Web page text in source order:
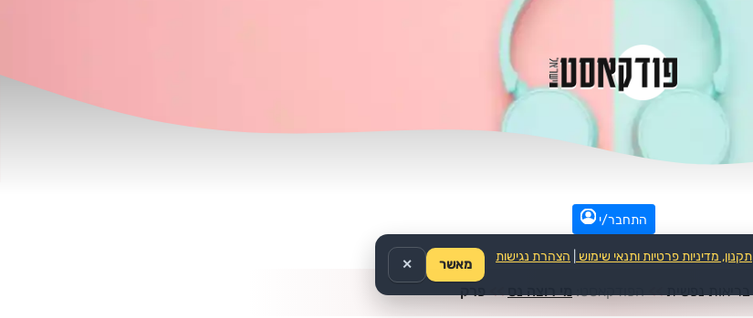
התחבר/י
בריאות נפשית >>הפודקאסט: מי רוצה נס >>פרק
תקנון, מדיניות פרטיות ותנאי שימוש הצהרת נגישות
מאשר ✕